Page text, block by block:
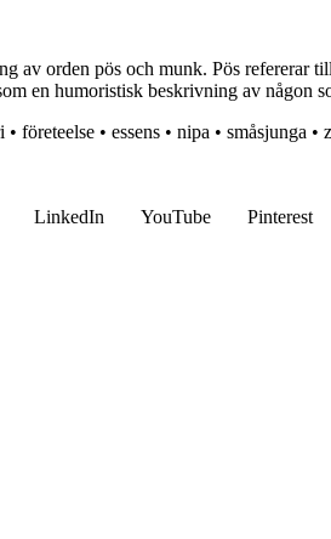
av orden pös och munk. Pös
en humoristisk beskrivning av någon
• företeelse • essens • nipa • småsjunga •
LinkedIn YouTube Pinterest